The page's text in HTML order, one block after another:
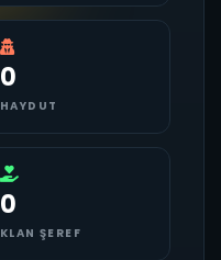
0
HAYDUT
0
KLAN ŞEREF